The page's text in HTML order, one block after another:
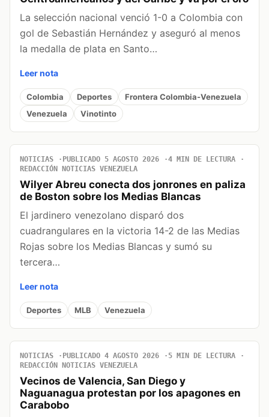
La selección nacional venció 1-0 a Colombia con
gol de Sebastián Hernández y aseguró al menos
la medalla de plata en Santo…
Leer nota
Colombia Deportes
Frontera Colombia-Venezuela
Venezuela
Vinotinto
NOTICIAS PUBLICADO 5 AGOSTO 2026
4 MIN DE LECTURA
REDACCIÓN NOTICIAS VENEZUELA
Wilyer Abreu conecta dos jonrones en paliza
de Boston sobre los Medias Blancas
El jardinero venezolano disparó dos
cuadrangulares en la victoria 14-2 de las Medias
Rojas sobre los Medias Blancas y sumó su
tercera…
Leer nota
Deportes MLB Venezuela
NOTICIAS PUBLICADO 4 AGOSTO 2026
5 MIN DE LECTURA
REDACCIÓN NOTICIAS VENEZUELA
Vecinos de Valencia, San Diego y
Naguanagua protestan por los apagones en
Carabobo